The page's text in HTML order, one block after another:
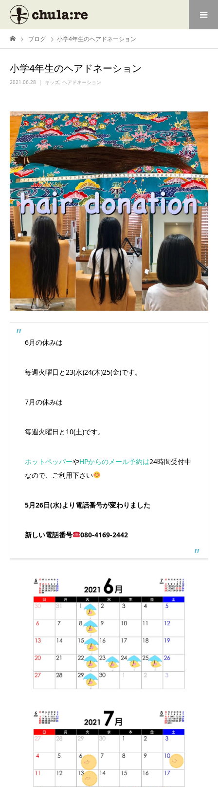
ブログ 小学4年生のヘアドネーション
小学4年生のヘアドネーション
2021.06.28 キッズ, ヘアドネーション
6月の休みは
毎週火曜日と23(水)24(木)25(金)です。
7月の休みは
毎週火曜日と10(土)です。
ホットペッパーやHPからのメール予約は24時間受付中
なので、ご利用下さい
5月26日(水)より電話番号が変わりました
新しい電話番号 080-4169-2442